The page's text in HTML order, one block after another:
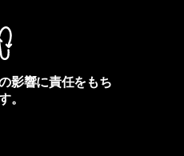
影響に責任をもち
。